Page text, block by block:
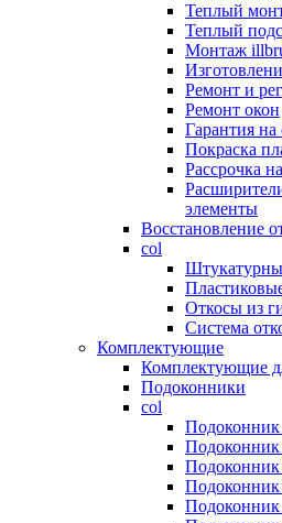
Теплый
Теплый
Монтаж
Ремонт и
Ремонт окон
Гарантия
Покраска
Рассрочка
элементы
Восстановление
col
Откосы из
Система
Комплектующие
Комплектующие
Подоконники
col
Подоконник
Подоконник
Подоконник